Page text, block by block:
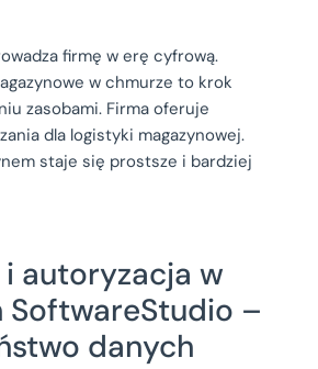
firmę w erę cyfrową.
w chmurze to krok
zasobami. Firma oferuje
dla logistyki magazynowej.
staje się prostsze i bardziej
i autoryzacja w
SoftwareStudio –
danych